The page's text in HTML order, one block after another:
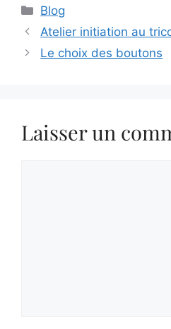
Catégories
Blog
Atelier initiation au
Le choix des boutons
Laisser un